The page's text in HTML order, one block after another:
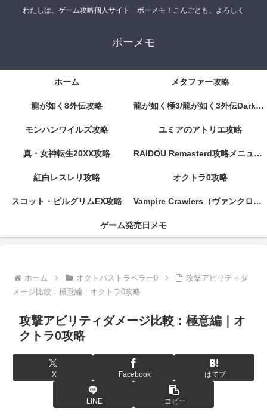
わたしは、ゲーム攻略個人サイト ボーメモ！こんごとも、よろしく
ボーメモ
ホーム メタファー攻略
龍が如く8外伝攻略 龍が如く極3/龍が如く3外伝DarkTies攻略
モンハンワイルズ攻略 ユミアのアトリエ攻略
真・女神転生20XX攻略 RAIDOU Remasterd攻略メニューページ
紅白レスレリ攻略 オクトラ0攻略
スコット・ピルグリムEX攻略 Vampire Crawlers（ヴァンクロ）攻略
ゲーム発売日メモ
ホーム オクトパストラベラー0
攻撃アビリティダ
メージ比較：極意編｜オクトラ0攻略
攻撃アビリティダメージ比較：極意編｜オ
クトラ0攻略
X Facebook はてブ
LINE コピー